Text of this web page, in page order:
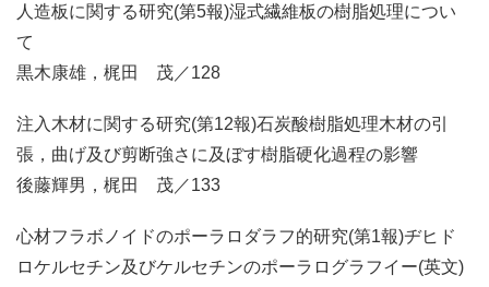
人造板に関する研究(第5報)湿式繊維板の樹脂処理につい
て
黒木康雄，梶田 茂／128
注入木材に関する研究(第12報)石炭酸樹脂処理木材の引
張，曲げ及び剪断強さに及ぼす樹脂硬化過程の影響
後藤輝男，梶田 茂／133
心材フラボノイドのポーラロダラフ的研究(第1報)ヂヒド
ロケルセチン及びケルセチンのポーラログラフイー(英文)